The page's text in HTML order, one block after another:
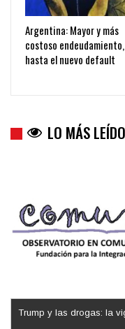
Argentina: Mayor y más
costoso endeudamiento,
hasta el nuevo default
LO MÁS LEÍDO
Trump y las drogas: la